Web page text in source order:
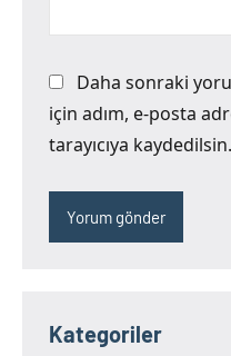
Daha sonraki
için adım, e-posta
tarayıcıya kaydedilsin.
Kategoriler